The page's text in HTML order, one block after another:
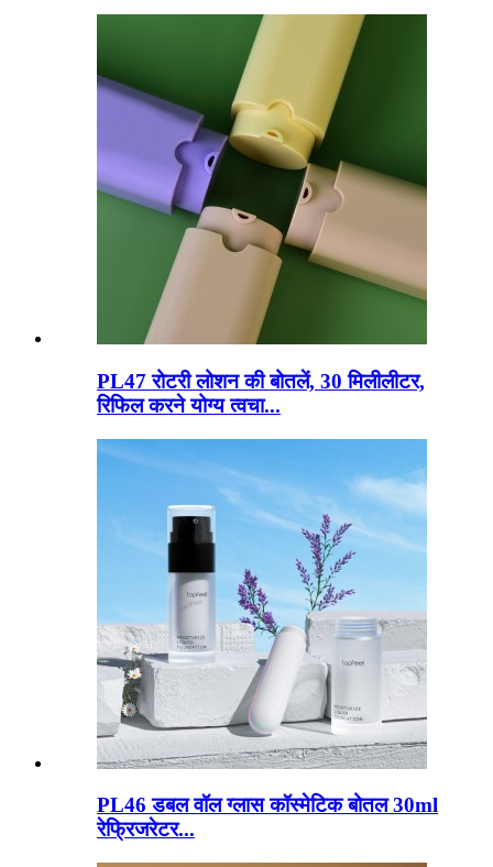
PL47 रोटरी लोशन की बोतलें, 30 मिलीलीटर,
रिफिल करने योग्य त्वचा...
PL46 डबल वॉल ग्लास कॉस्मेटिक बोतल 30ml
रेफ्रिजरेटर...